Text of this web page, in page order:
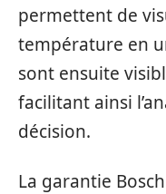
permettent de
température en
sont ensuite
facilitant ainsi
décision.
La garantie